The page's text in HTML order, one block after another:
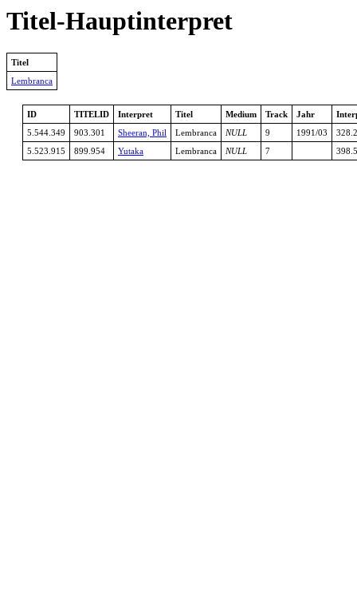
Titel-Hauptinterpret
Titel
Lembranca
ID TITELID Interpret Titel Medium Track Jahr
5.544.349
903.301 Sheeran, Phil Lembranca NULL 9 1991/03
5.523.915
899.954 Yutaka Lembranca NULL 7